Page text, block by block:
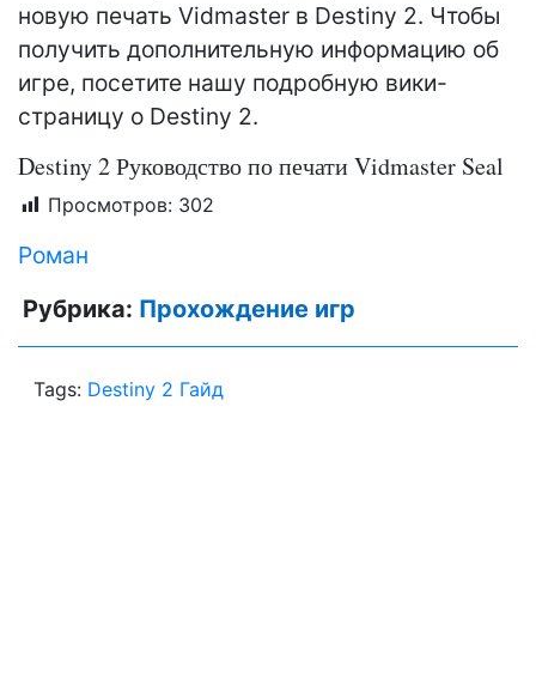
новую печать Vidmaster в Destiny 2. Чтобы
получить дополнительную информацию об
игре, посетите нашу подробную вики-
страницу о Destiny 2.
Destiny 2 Руководство по печати Vidmaster Seal
Просмотров: 302
Роман
Рубрика: Прохождение игр
Tags: Destiny 2 Гайд